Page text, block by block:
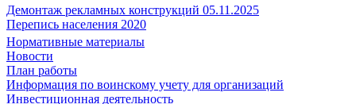
Демонтаж рекламных конструкций 05.11.2025
Перепись населения 2020
Нормативные материалы
Новости
План работы
Информация по воинскому учету для организаций
Инвестиционная деятельность